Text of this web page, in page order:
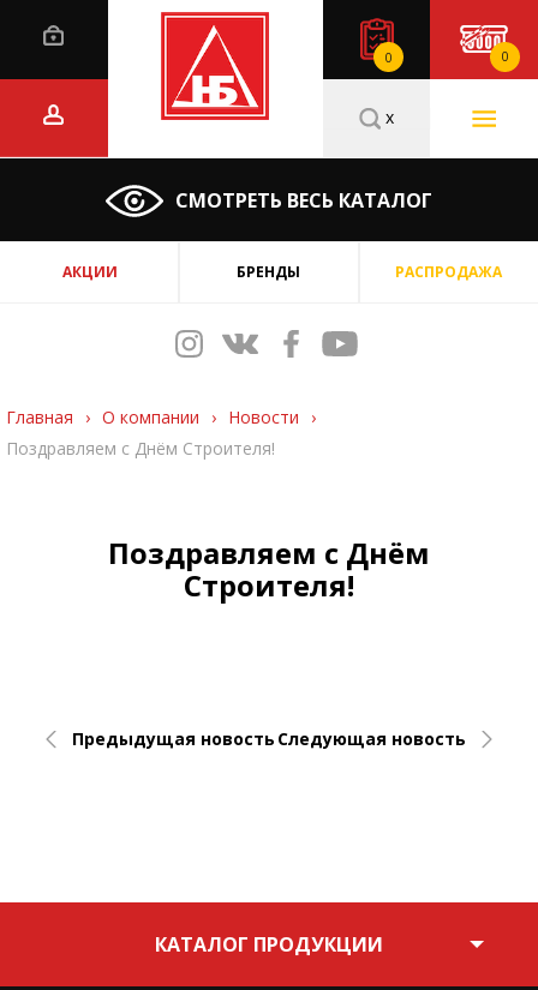
0 0
СМОТРЕТЬ ВЕСЬ КАТАЛОГ
x
АКЦИИ БРЕНДЫ РАСПРОДАЖА
Главная › О компании › Новости
›
Поздравляем с Днём Строителя!
Поздравляем с Днём
Строителя!
Предыдущая новость Следующая новость
КАТАЛОГ ПРОДУКЦИИ